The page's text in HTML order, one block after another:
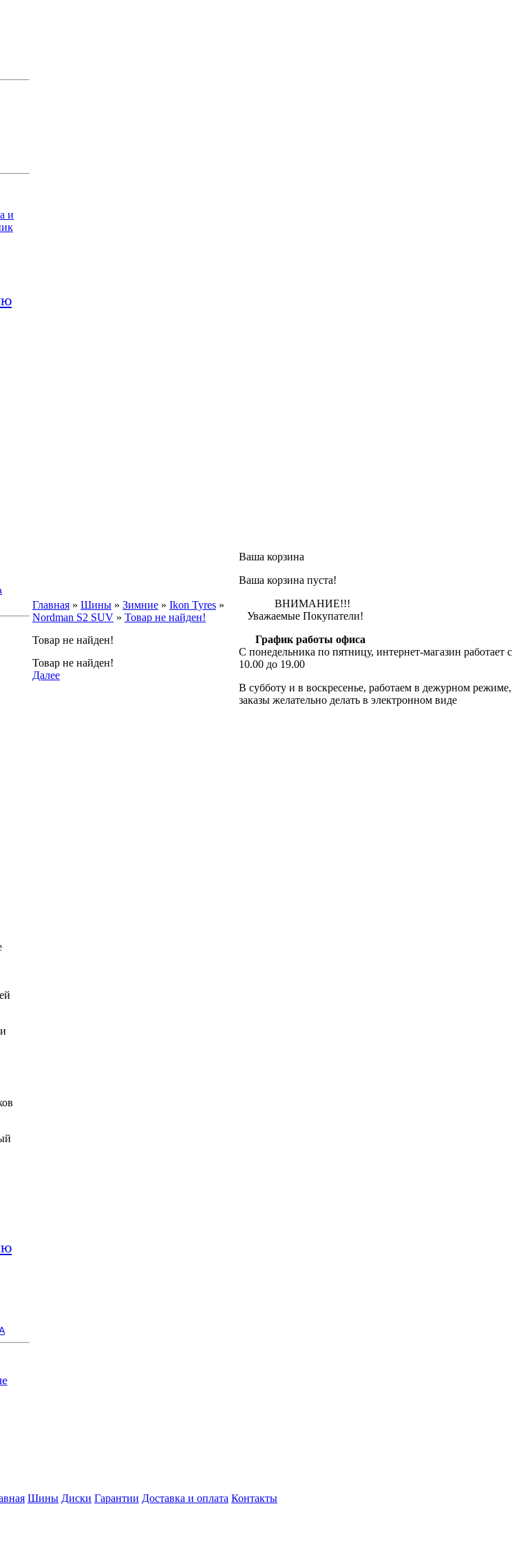
и
Главная » Шины » Зимние » Ikon Tyres »
Nordman S2 SUV » Товар не найден!
Товар не найден!
Товар не найден!
Далее
Ваша корзина
Ваша корзина пуста!
ВНИМАНИЕ!!!
Уважаемые Покупатели!
График работы офиса
С понедельника по пятницу, интернет-магазин работает с
10.00 до 19.00
В субботу и в воскресенье, работаем в дежурном режиме,
заказы желательно делать в электронном виде
Шины Диски Гарантии Доставка и оплата Контакты